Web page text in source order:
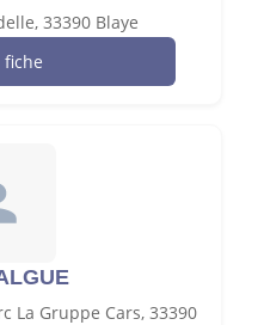
33390 Blaye
fiche
La Gruppe Cars, 33390